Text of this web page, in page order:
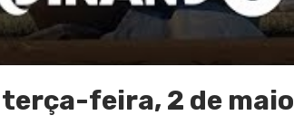
terça-feira, 2 de maio